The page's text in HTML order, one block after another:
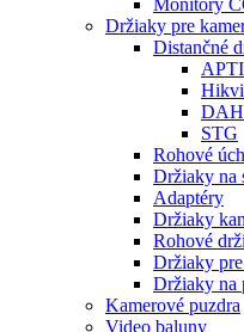
Monitory
Držiaky pre
Distančné
APTI
STG
Rohové
Držiaky na
Adaptéry
Držiaky
Rohové
Držiaky
Držiaky na
Kamerové puzdra
Video baluny